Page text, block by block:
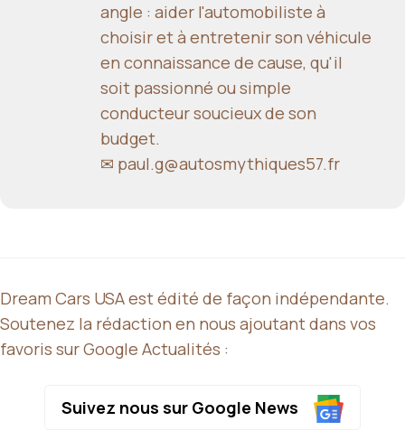
angle : aider l'automobiliste à
choisir et à entretenir son véhicule
en connaissance de cause, qu'il
soit passionné ou simple
conducteur soucieux de son
budget.
✉ paul.g@autosmythiques57.fr
Dream Cars USA est édité de façon indépendante.
Soutenez la rédaction en nous ajoutant dans vos
favoris sur Google Actualités :
Suivez nous sur Google News